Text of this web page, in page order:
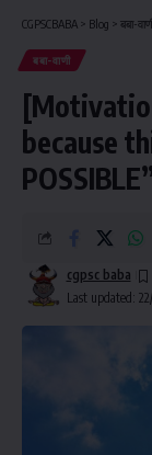
CGPSCBABA > Blog > बबा-
बबा-वाणी
because
Last updated:
cgpsc baba